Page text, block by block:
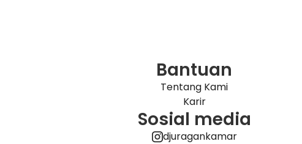
Bantuan
Tentang Kami
Karir
Sosial media
djuragankamar